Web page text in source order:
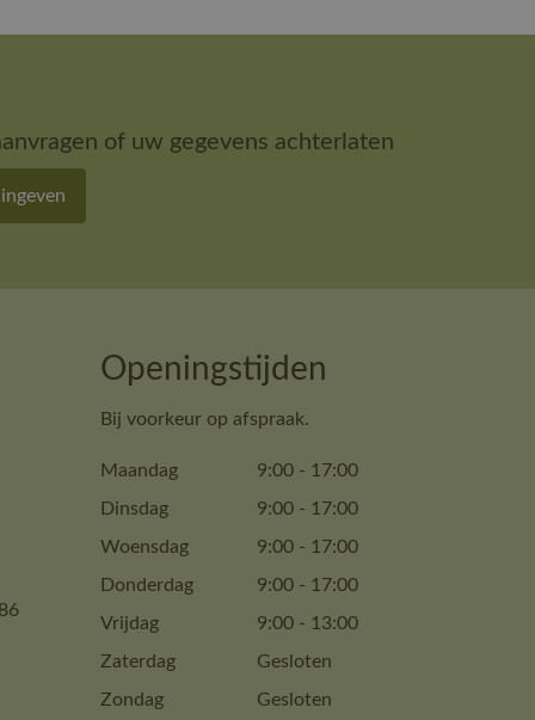
of uw gegevens achterlaten
Openingstijden
Bij voorkeur op afspraak.
Maandag 9:00 - 17:00
Dinsdag
9:00 - 17:00
Woensdag
9:00 - 17:00
Donderdag
9:00 - 17:00
Vrijdag
9:00 - 13:00
Zaterdag
Gesloten
Zondag
Gesloten